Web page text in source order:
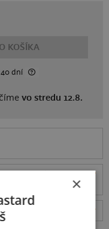
KOŠÍKA
dní
vo stredu 12.8.
×